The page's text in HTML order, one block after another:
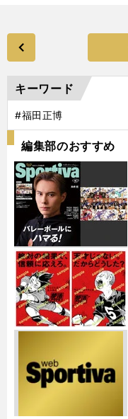
キーワード
#福田正博
編集部のおすすめ